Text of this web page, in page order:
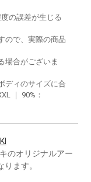
の誤差が生じる
ので、実際の商品
場合がございま
ディのサイズに合
｜ 90%：
のオリジナルアー
ます。